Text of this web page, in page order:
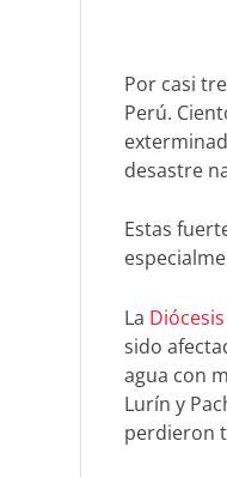
Por casi
Perú.
desastre
Estas
La
sido
agua con
Lurín y
perdieron